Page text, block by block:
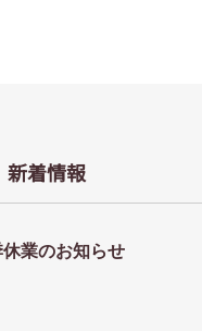
新着情報
業のお知らせ